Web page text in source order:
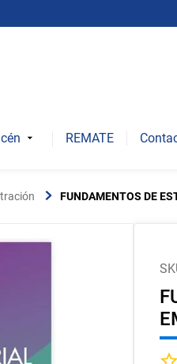
REMATE
FUNDAMENTOS DE